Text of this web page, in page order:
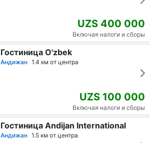
UZS 400 000
Включая налоги и сборы
Гостиница O'zbek
Андижан 1.4 км от центра
UZS 100 000
Включая налоги и сборы
Гостиница Andijan International
Андижан 1.5 км от центра